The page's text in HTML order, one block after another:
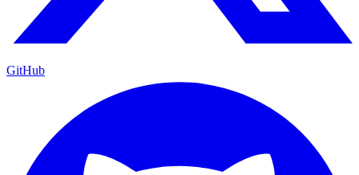
GitHub